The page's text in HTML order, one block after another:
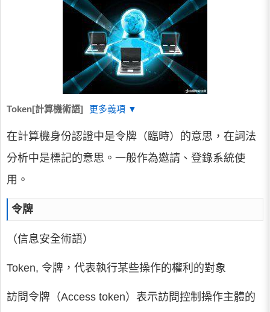
Token[計算機術語] 更多義項 ▼
在計算機身份認證中是令牌（臨時）的意思，在詞法
分析中是標記的意思。一般作為邀請、登錄系統使
用。
令牌
（信息安全術語）
Token, 令牌，代表執行某些操作的權利的對象
訪問令牌（Access token）表示訪問控制操作主體的